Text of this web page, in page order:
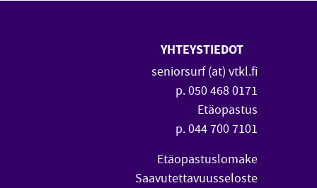
YHTEYSTIEDOT
seniorsurf (at) vtkl.fi
p. 050 468 0171
Etäopastus
p. 044 700 7101
Etäopastuslomake
Saavutettavuusseloste